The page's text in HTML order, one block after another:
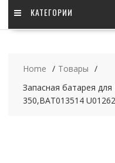
КАТЕГОРИИ
Home
Товары
Запасная батарея для
350,BAT013514